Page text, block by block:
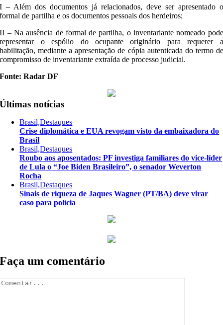
I – Além dos documentos já relacionados, deve ser apresentado o
formal de partilha e os documentos pessoais dos herdeiros;
II – Na ausência de formal de partilha, o inventariante nomeado pode
representar o espólio do ocupante originário para requerer a
habilitação, mediante a apresentação de cópia autenticada do termo de
compromisso de inventariante extraída de processo judicial.
Fonte: Radar DF
Últimas notícias
Brasil,Destaques
Crise diplomática e EUA revogam visto da embaixadora do
Brasil
Brasil,Destaques
Roubo aos aposentados: PF investiga familiares do vice-líder
de Lula o “Joe Biden Brasileiro”, o senador Weverton
Rocha
Brasil,Destaques
Sinais de riqueza de Jaques Wagner (PT/BA) deve virar
caso para polícia
Faça um comentário